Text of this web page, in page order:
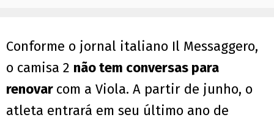
Conforme o jornal italiano Il Messaggero,
o camisa 2 não tem conversas para
renovar com a Viola. A partir de junho, o
atleta entrará em seu último ano de